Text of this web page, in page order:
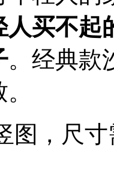
人买不起
。经典款
图，尺